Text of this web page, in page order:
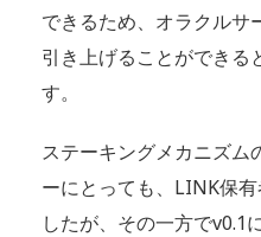
できるため、オラクルサ
引き上げることができ
す。
ステーキングメカニズム
ーにとっても、LINK保
したが、その一方でv0.1